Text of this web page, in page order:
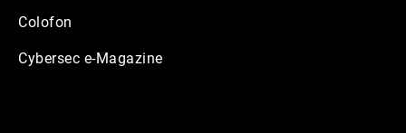
Colofon
Cybersec e-Magazine